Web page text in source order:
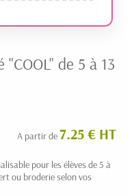
de 5 à 13
A partir de7.25 € HT
pour les élèves de 5 à
ou broderie selon vos